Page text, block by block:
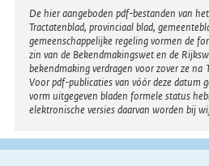
r
n
e
l
i
n
k
Disclaimer
De hier aangeboden pdf-bestanden van
Tractatenblad, provinciaal blad,
gemeenschappelijke regeling vormen de
zin van de Bekendmakingswet en de
bekendmaking verdragen voor zover ze
Voor pdf-publicaties van vóór deze datum
vorm uitgegeven bladen formele status
elektronische versies daarvan worden bij